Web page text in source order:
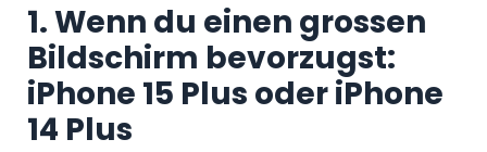
1. Wenn du einen grossen
Bildschirm bevorzugst:
iPhone 15 Plus oder iPhone
14 Plus